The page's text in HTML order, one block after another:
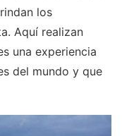
los
Aquí realizan
una experiencia
del mundo y que